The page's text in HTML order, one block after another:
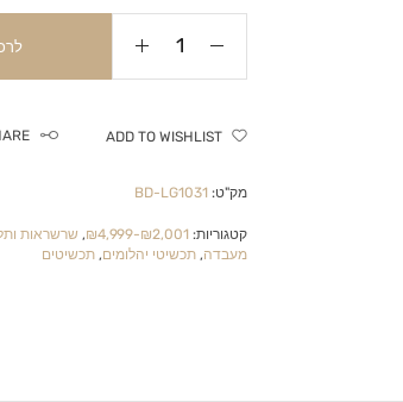
ADD TO WISHLIST
מק"ט: BD-LG1031
קטגוריות: ₪2,001-₪4,999
, שרשראות
מעבדה, תכשיטי יהלומים, תכשיטים